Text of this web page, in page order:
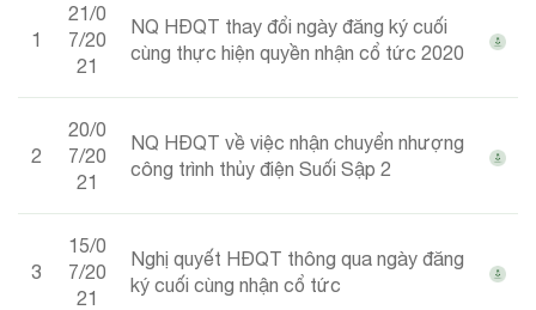
1
21/0
7/20
21
NQ HĐQT thay đổi ngày đăng ký cuối
cùng thực hiện quyền nhận cổ tức 2020
2
20/0
7/20
21
NQ HĐQT về việc nhận chuyển nhượng
công trình thủy điện Suối Sập 2
3
15/0
7/20
21
Nghị quyết HĐQT thông qua ngày đăng
ký cuối cùng nhận cổ tức